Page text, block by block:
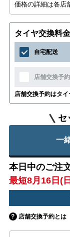
価格の詳細は各店
タイヤ交換料金
自宅配送
店舗交換予約
店舗交換予約はタイ
セ
一
本日中のご注
最短8月16日(
店舗交換予約とは